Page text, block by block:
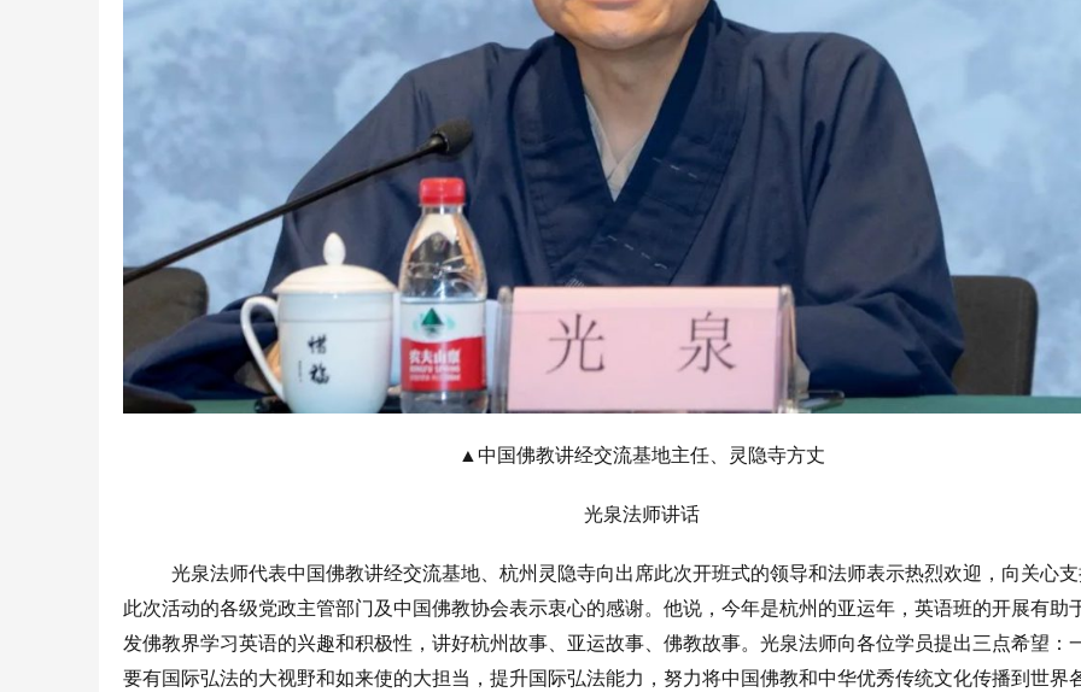
▲ 中国佛教讲经交流基地主任、灵隐寺方丈
光泉法师讲话
光泉法师代表中国佛教讲经交流基地、杭州灵隐寺向出席此次开班式的领导和法师表示热烈欢迎，向关心
此次活动的各级党政主管部门及中国佛教协会表示衷心的感谢。他说，今年是杭州的亚运年，英语班的开展有助
发佛教界学习英语的兴趣和积极性，讲好杭州故事、亚运故事、佛教故事。光泉法师向各位学员提出三点希望：
要有国际弘法的大视野和如来使的大担当，提升国际弘法能力，努力将中国佛教和中华优秀传统文化传播到世界